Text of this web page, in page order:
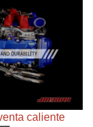
caliente